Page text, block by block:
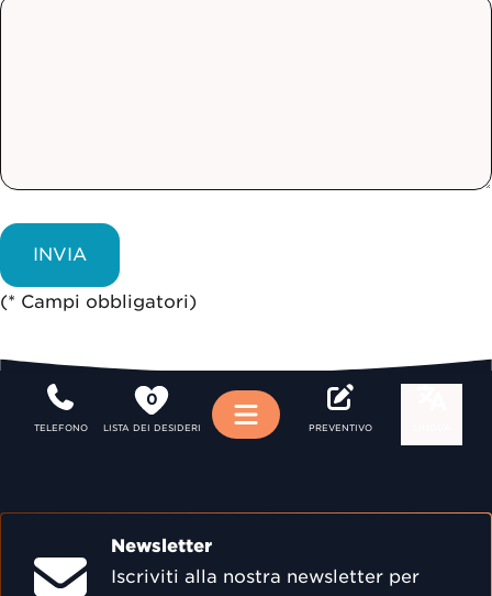
(* Campi obbligatori)
TELEFONO
0
LISTA DEI DESIDERI Menu PREVENTIVO
Newsletter
Iscriviti alla nostra newsletter per